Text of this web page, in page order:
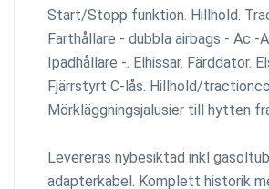
Start/Stopp funktion. Hillhold.
Farthållare - dubbla airbags - Ac -
Ipadhållare -. Elhissar. Färddator.
Fjärrstyrt C-lås. Hillhold/
Mörkläggningsjalusier till hytten
Levereras nybesiktad inkl
adapterkabel. Komplett historik